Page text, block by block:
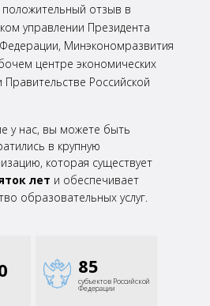
положительный отзыв в
управлении Президента
Минэкономразвития
центре экономических
Российской
у нас, вы можете быть
в крупную
которая существует
лет и обеспечивает
образовательныхуслуг.
85
субъектов Российской
Федерации